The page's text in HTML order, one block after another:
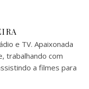
e TV. Apaixonada
trabalhando com
a filmes para